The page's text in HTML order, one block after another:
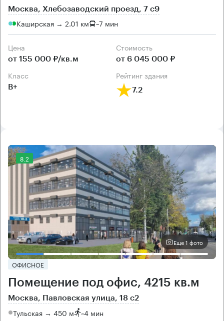
Москва, Хлебозаводский проезд, 7 с9
Каширская → 2.01 км ~7 мин
Цена
от 155 000 ₽/кв.м
Cтоимость
от 6 045 000 ₽
класс
B+
рейтинг здания
7.2
8.2
Еще 1 фото
ОФИСНОЕ
Помещение под офис, 4215 кв.м
Москва, Павловская улица, 18 с2
Тульская → 450 м ~4 мин